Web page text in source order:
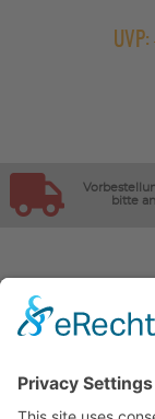
UVP:
bitte
Sortieren nach:
UNTERNEHMEN